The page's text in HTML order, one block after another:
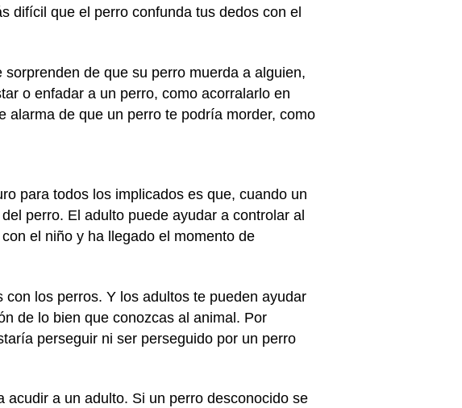
difícil que el perro confunda tus dedos con el
de que su perro muerda a alguien,
o enfadar a un perro, como acorralarlo en
alarma de que un perro te podría morder, como
para todos los implicados es que, cuando un
perro. El adulto puede ayudar a controlar al
el niño y ha llegado el momento de
los perros. Y los adultos te pueden ayudar
de lo bien que conozcas al animal. Por
perseguir ni ser perseguido por un perro
a un adulto. Si un perro desconocido se